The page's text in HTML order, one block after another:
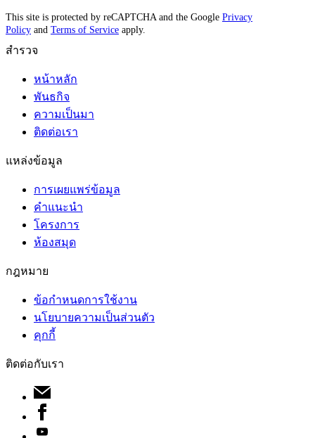
This site is protected by reCAPTCHA and the Google Privacy
Policy and Terms of Service apply.
สำรวจ
หน้าหลัก
พันธกิจ
ความเป็นมา
ติดต่อเรา
แหล่งข้อมูล
การเผยแพร่ข้อมูล
คำแนะนำ
โครงการ
ห้องสมุด
กฎหมาย
ข้อกำหนดการใช้งาน
นโยบายความเป็นส่วนตัว
คุกกี้
ติดต่อกับเรา